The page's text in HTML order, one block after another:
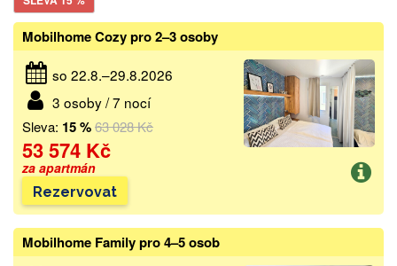
Mobilhome Cozy pro 2–3 osoby
so 22.8.–29.8.2026
3 osoby / 7 nocí
Sleva: 15 %63 028 Kč
53 574 Kč
za apartmán
Rezervovat
Mobilhome Family pro 4–5 osob